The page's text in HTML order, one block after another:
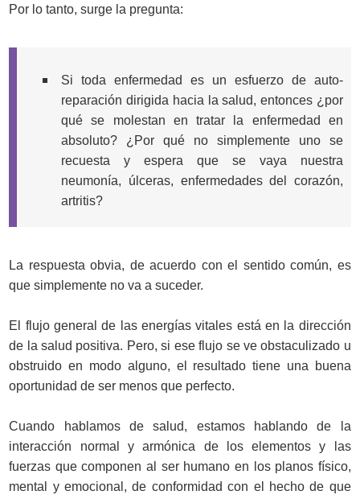
Por lo tanto, surge la pregunta:
Si toda enfermedad es un esfuerzo de auto-
reparación dirigida hacia la salud, entonces ¿por
qué se molestan en tratar la enfermedad en
absoluto? ¿Por qué no simplemente uno se
recuesta y espera que se vaya nuestra
neumonía, úlceras, enfermedades del corazón,
artritis?
La respuesta obvia, de acuerdo con el sentido común, es
que simplemente no va a suceder.
El flujo general de las energías vitales está en la dirección
de la salud positiva. Pero, si ese flujo se ve obstaculizado u
obstruido en modo alguno, el resultado tiene una buena
oportunidad de ser menos que perfecto.
Cuando hablamos de salud, estamos hablando de la
interacción normal y armónica de los elementos y las
fuerzas que componen al ser humano en los planos físico,
mental y emocional, de conformidad con el hecho de que